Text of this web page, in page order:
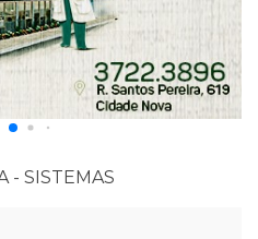
- SISTEMAS